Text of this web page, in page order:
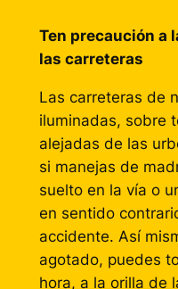
Ten precaución a
las carreteras
Las carreteras de
iluminadas, sobre
alejadas de las
si manejas de
suelto en la vía o
en sentido
accidente. Así
agotado, puedes
hora, a la orilla de